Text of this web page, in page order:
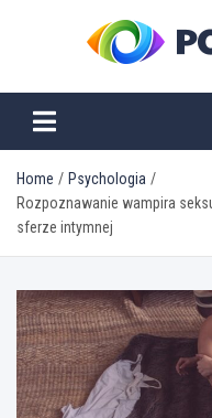
Home
Psychologia
Rozpoznawanie wampira
sferze intymnej